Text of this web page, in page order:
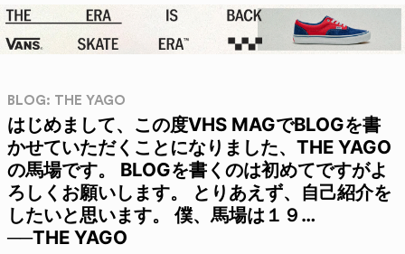
BLOG: THE YAGO
はじめまして、この度VHS MAGでBLOGを書
かせていただくことになりました、THE YAGO
の馬場です。 BLOGを書くのは初めてですがよ
ろしくお願いします。 とりあえず、自己紹介を
したいと思います。 僕、馬場は１９…
──THE YAGO